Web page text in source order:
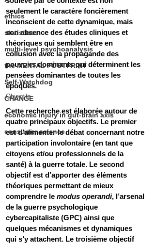
ethics
statistiscs
multi-level psychoanalysis
the MENTAL FOOTPRINT
Self-Watchdog
CHANGE
economic injury in gut-brain axis
consumer science
seulement le caractère foncièrement
inconscient de cette dynamique, mais
son absence des études cliniques et
théoriques qui semblent être en
collusion avec la propagande des
pouvoirs dominants qui déterminent les
pensées dominantes de toutes les
époques.
Objectifs
Cette recherche est élaborée autour de
quatre principaux objectifs. Le premier
est d’alimenter le débat concernant notre
participation involontaire (en tant que
citoyens et/ou professionnels de la
santé) à la guerre totale. Le second
objectif est d’apporter des éléments
théoriques permettant de mieux
comprendre le modus operandi, l’arsenal
de la guerre psychologique
cybercapitaliste (GPC) ainsi que
quelques mécanismes et dynamiques
qui s’y attachent. Le troisième objectif